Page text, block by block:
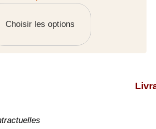
Choisir les options